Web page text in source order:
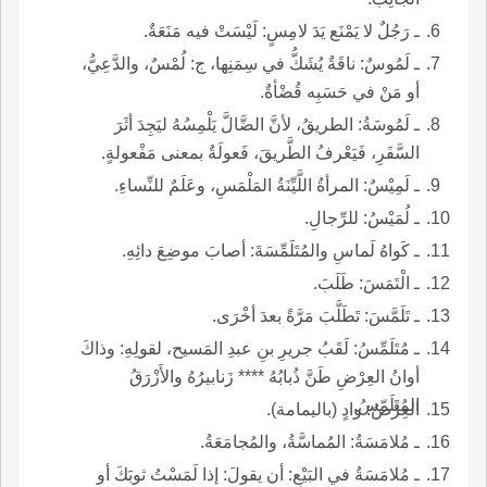
ـ رَجُلٌ لا يَمْنَع يَدَ لامِسٍ: لَيْسَتْ فيه مَنَعَةٌ.
ـ لَمُوسٌ: ناقَةٌ يُشَكُّ في سِمَنِها، ج: لُمْسٌ، والدَّعِيُّ،
أو مَنْ في حَسَبِه قُضْأةٌ.
ـ لَمُوسَةُ: الطريقُ، لأنَّ الضَّالَّ يَلْمِسُهُ ليَجِدَ أثَرَ
السَّفَرِ، فَيَعْرفُ الطَّريقَ، فَعولَةٌ بمعنى مَفْعولةٍ.
ـ لَمِيْسٌ: المرأةُ اللَّيِّنَةُ المَلْمَسِ، وعَلَمٌ للنِّساءِ.
ـ لُمَيْسُ: للرِّجالِ.
ـ كَواهُ لَماسِ والمُتَلَمِّسَةَ: أصابَ موضِعَ دائِهِ.
ـ الْتَمَسَ: طَلَبَ.
ـ تَلَمَّسَ: تَطَلَّبَ مَرَّةً بعدَ أخْرَى.
ـ مُتَلَمِّسُ: لَقَبُ جريرِ بنِ عبدِ المَسيح، لقولِهِ: وذاكَ
أوانُ العِرْضِ طَنَّ ذُبابُهُ **** زَنابيرُهُ والأَزْرَقُ
المُتَلَمّسُ.
العِرْضُ: وادٍ (باليمامة).
ـ مُلامَسَةُ: المُماسَّةُ، والمُجامَعَةُ.
ـ مُلامَسَةُ في البَيْعِ: أن يقولَ: إذا لَمَسْتُ ثوبَكَ أو